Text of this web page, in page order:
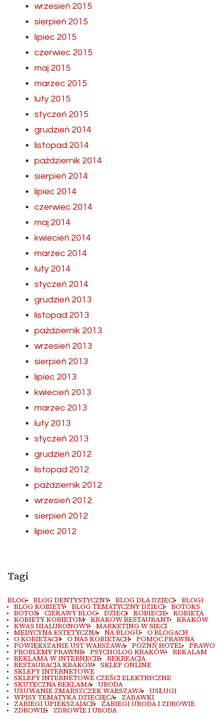
wrzesień 2015
sierpień 2015
lipiec 2015
czerwiec 2015
maj 2015
marzec 2015
luty 2015
styczeń 2015
grudzień 2014
listopad 2014
październik 2014
sierpień 2014
lipiec 2014
czerwiec 2014
maj 2014
kwiecień 2014
marzec 2014
luty 2014
styczeń 2014
grudzień 2013
listopad 2013
październik 2013
wrzesień 2013
sierpień 2013
lipiec 2013
kwiecień 2013
marzec 2013
luty 2013
styczeń 2013
grudzień 2012
listopad 2012
październik 2012
wrzesień 2012
sierpień 2012
lipiec 2012
Tagi
BLOG BLOG DENTYSTYCZNY BLOG DLA DZIECI BLOGI
BLOG KOBIETY BLOG TEMATYCZNY DZIECI BOTOKS
BOTOX CIEKAWY BLOG DZIECI KOBIECIE KOBIETA
KOBIETY KOBIETOM KRAKOW RESTAURANT KRAKÓW
KWAS HIALURONOWY MARKETING W SIECI
MEDYCYNA ESTETYCZNA NA BLOGU O BLOGACH
O KOBIETACH O NAS KOBIETACH POMOC PRAWNA
POWIĘKSZANIE UST WARSZAWA POZNŃ HOTEL PRAWO
PROBLEMY PRAWNE PSYCHOLOG KRAKÓW REKALAM
REKLAMA W INTERNECIE REKREACJA
RESTAURACJA KRAKÓW SKLEP ONLINE
SKLEPY INTERNETOWE
SKLEPY INTERNETOWE CZEŚCI ELEKTRYCZNE
SKUTECZNA REKLAMA URODA
USUWANIE ZMARSZCZEK WARSZAWA USŁUGI
WPISY TEMATYKA DZIECIĘCA ZABAWKI
ZABIEGI UPIEKSZAJACE ZABIEGI URODA I ZDROWIE
ZDROWIE ZDROWIE I URODA